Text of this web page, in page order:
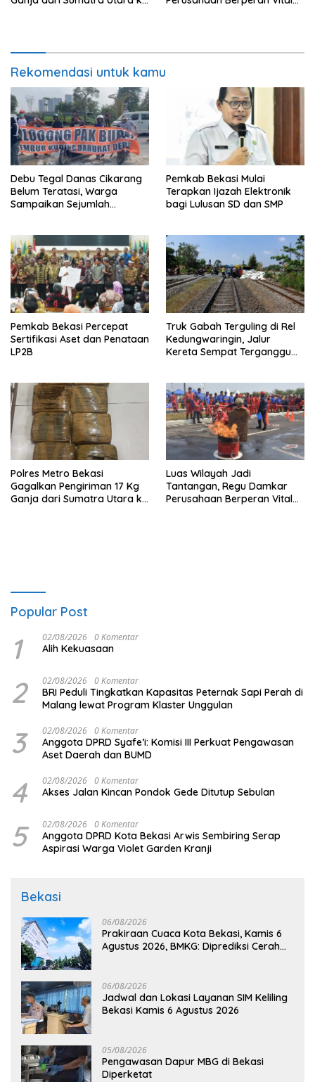
Rekomendasi untuk kamu
Debu Tegal Danas Cikarang
Belum Teratasi, Warga
Sampaikan Sejumlah
Pemkab Bekasi Mulai
Terapkan Ijazah Elektronik
bagi Lulusan SD dan SMP
Pemkab Bekasi Percepat
Sertifikasi Aset dan Penataan
LP2B
Truk Gabah Terguling di Rel
Kedungwaringin, Jalur
Kereta Sempat Terganggu
Polres Metro Bekasi
Gagalkan Pengiriman 17 Kg
Ganja dari Sumatra Utara ke
Luas Wilayah Jadi
Tantangan, Regu Damkar
Perusahaan Berperan Vital
Popular Post
1 02/08/2026 0 Komentar
Alih Kekuasaan
2 02/08/2026 0 Komentar
BRI Peduli Tingkatkan Kapasitas Peternak Sapi Perah di
Malang lewat Program Klaster Unggulan
3 02/08/2026 0 Komentar
Anggota DPRD Syafe’i: Komisi III Perkuat Pengawasan
Aset Daerah dan BUMD
4 02/08/2026 0 Komentar
Akses Jalan Kincan Pondok Gede Ditutup Sebulan
5 02/08/2026 0 Komentar
Anggota DPRD Kota Bekasi Arwis Sembiring Serap
Aspirasi Warga Violet Garden Kranji
Bekasi
06/08/2026
Prakiraan Cuaca Kota Bekasi, Kamis 6
Agustus 2026, BMKG: Diprediksi Cerah
06/08/2026
Jadwal dan Lokasi Layanan SIM Keliling
Bekasi Kamis 6 Agustus 2026
05/08/2026
Pengawasan Dapur MBG di Bekasi
Diperketat